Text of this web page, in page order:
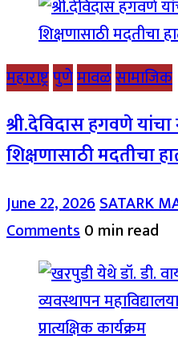
महाराष्ट्रपुणेमावळसामाजिक
श्री.देविदास हगवणे यांचा
शिक्षणासाठी मदतीचा
June 22, 2026SATARK
Comments0 min read